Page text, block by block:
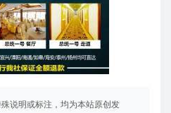
说明或标注，均为本站原创发